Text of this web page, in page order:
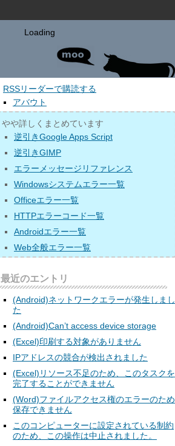
Loading
RSSリーダーで購読する
アバウト
やや詳しくまとめています
逆引きGoogle Apps Script
逆引きGIMP
エラーメッセージリファレンス
Windowsシステムエラー一覧
Officeエラー一覧
HTTPエラーコード一覧
Androidエラー一覧
Web全般エラー一覧
最近のエントリ
(Android)ネットワークエラーが発生しまし
た
(Android)Can’t access device storage
(Excel)印刷する対象がありません
IPアドレスの競合が検出されました
(Excel)リソース不足のため、このタスクを
完了することができません
(Word)ファイルアクセス権のエラーのため
保存できません
このコンピューターに設定されている制約
のため、この操作は中止されました。